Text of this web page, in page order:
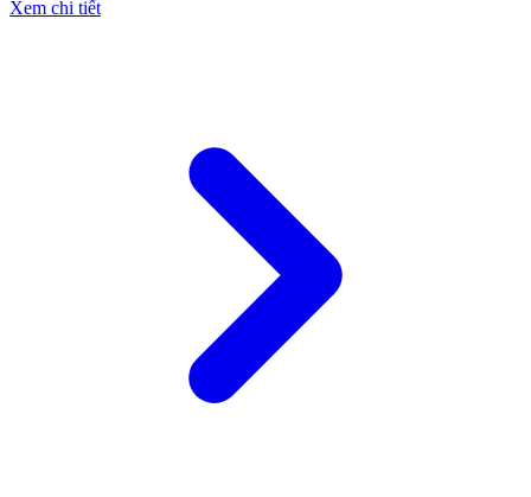
Xem chi tiết